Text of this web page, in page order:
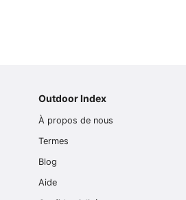
Outdoor Index
À propos de nous
Termes
Blog
Aide